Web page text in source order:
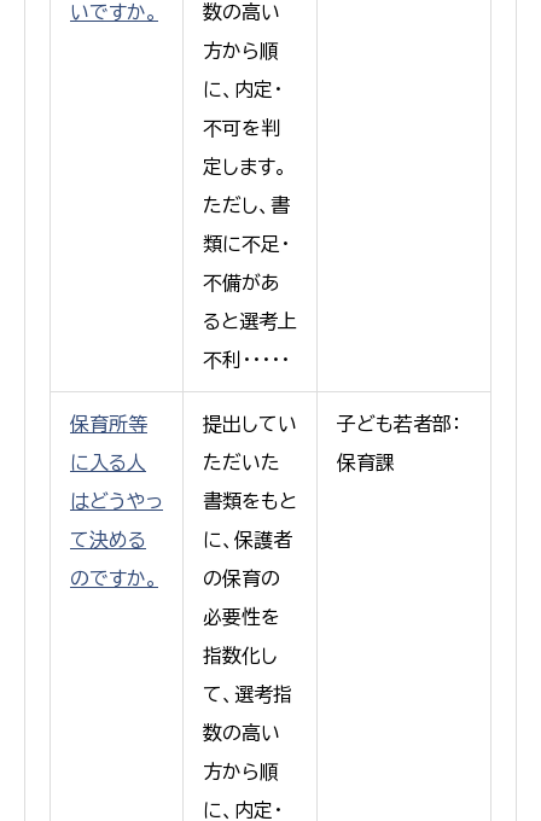
いですか。
数の高い
方から順
に、内定・
不可を判
定します。
ただし、書
類に不足・
不備があ
ると選考上
不利・・・・・
保育所等
に入る人
はどうやっ
て決める
のですか。
提出してい
ただいた
書類をもと
に、保護者
の保育の
必要性を
指数化し
て、選考指
数の高い
方から順
に、内定・
子ども若者部：
保育課